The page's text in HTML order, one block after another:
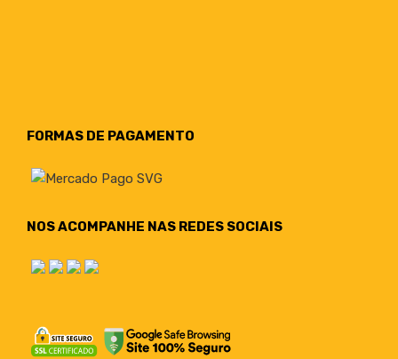
FORMAS DE PAGAMENTO
NOS ACOMPANHE NAS REDES SOCIAIS